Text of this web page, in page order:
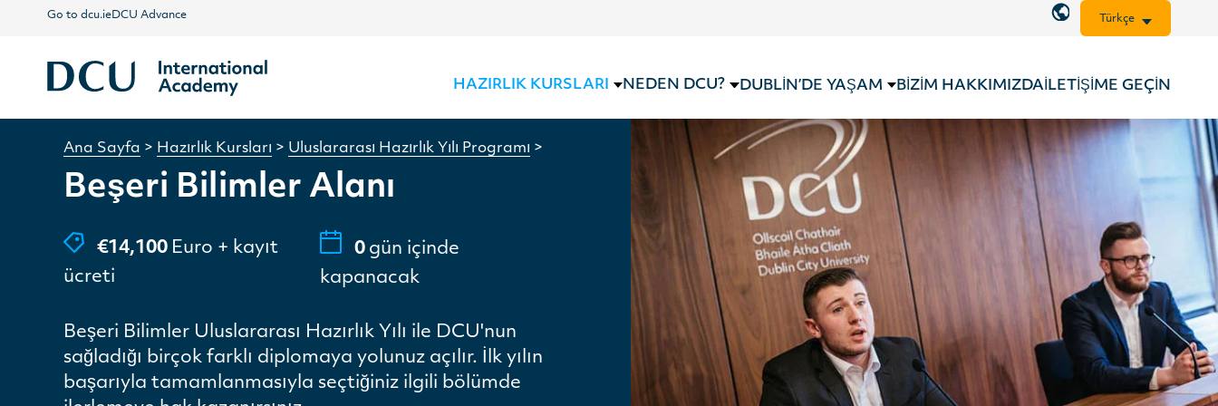
Go to dcu.ieDCU Advance Türkçe
HAZIRLIK KURSLARI NEDEN DCU? DUBLIN’DE YAŞAM BIZIM HAKKIMIZDA İLETIŞIME GEÇIN
Ana Sayfa > Hazırlık Kursları > Uluslararası Hazırlık Yılı Programı >
Beşeri Bilimler Alanı
€14,100 Euro + kayıt
ücreti
0 gün içinde
kapanacak
Beşeri Bilimler Uluslararası Hazırlık Yılı ile DCU'nun
sağladığı birçok farklı diplomaya yolunuz açılır. İlk yılın
başarıyla tamamlanmasıyla seçtiğiniz ilgili bölümde